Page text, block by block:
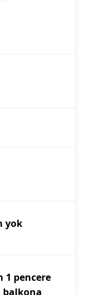
yok
1 pencere
balkona